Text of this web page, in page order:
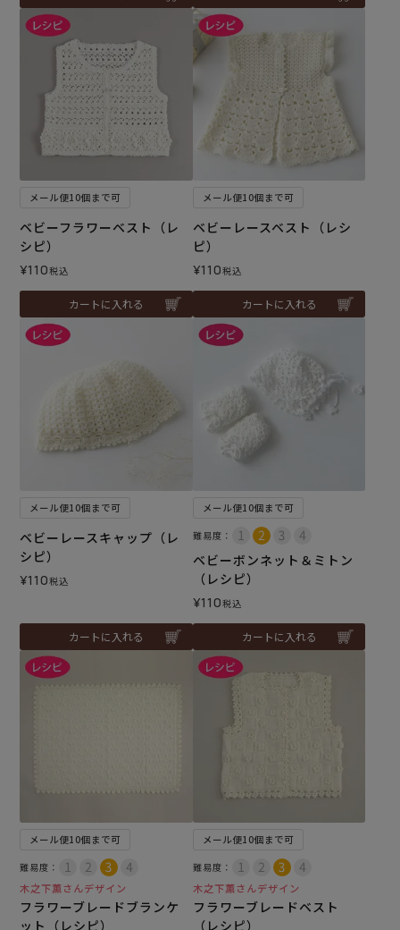
メール便10個まで可
ベビーフラワーベスト（レ
シピ）
¥110税込
カートに入れる
メール便10個まで可
ベビーレースベスト（レシ
ピ）
¥110税込
カートに入れる
メール便10個まで可
ベビーレースキャップ（レ
シピ）
¥110税込
カートに入れる
メール便10個まで可
難易度：
ベビーボンネット＆ミトン
（レシピ）
¥110税込
カートに入れる
メール便10個まで可
難易度：
木之下薫さんデザイン
フラワーブレードブランケ
ット（レシピ）
メール便10個まで可
難易度：
木之下薫さんデザイン
フラワーブレードベスト
（レシピ）